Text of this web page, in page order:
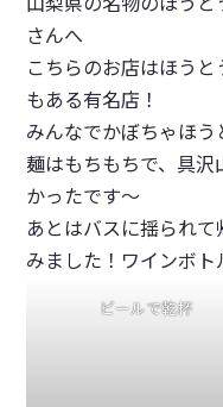
さんへ
こちらのお店はほうと
もある有名店！
みんなでかぼちゃほう
麺はもちもちで、具沢
かったです〜
あとはバスに揺られ
みました！ワインボ
ビールで乾杯